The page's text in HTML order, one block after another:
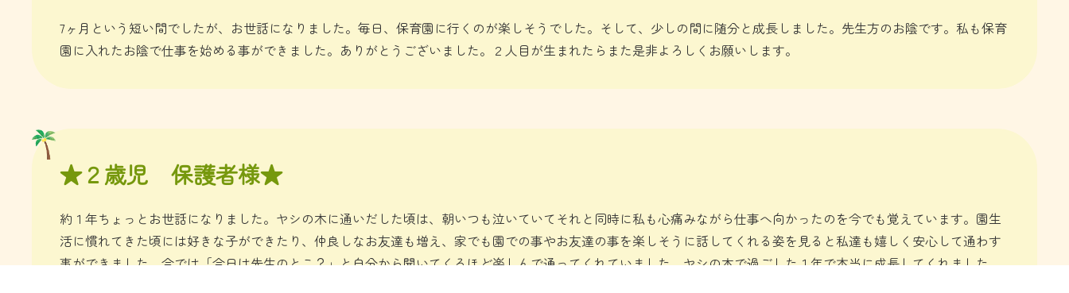
​7ヶ月という短い間でしたが、お世話になりました。毎日、保育園に行くのが楽しそうでした。そして、少しの間に随分と成長しました。先生方のお陰です。私も保育
園に入れたお陰で仕事を始める事ができました。ありがとうございました。２人目が生まれたらまた是非よろしくお願いします。
★２歳児 保護者様★
​約１年ちょっとお世話になりました。ヤシの木に通いだした頃は、朝いつも泣いていてそれと同時に私も心痛みながら仕事へ向かったのを今でも覚えています。園生
活に慣れてきた頃には好きな子ができたり、仲良しなお友達も増え、家でも園での事やお友達の事を楽しそうに話してくれる姿を見ると私達も嬉しく安心して通わす
事ができました。今では「今日は先生のとこ？」と自分から聞いてくるほど楽しんで通ってくれていました。ヤシの木で過ごした１年で本当に成長してくれました。